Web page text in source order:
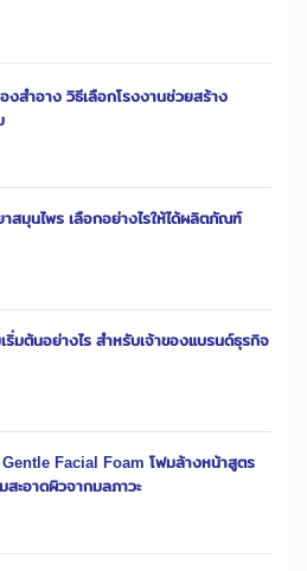
งสำอาง วิธีเลือกโรงงานช่วยสร้าง
สมุนไพร เลือกอย่างไรให้ได้ผลิตภัณฑ์
ริ่มต้นอย่างไร สำหรับเจ้าของแบรนด์ธุรกิจ
Facial Foam โฟมล้างหน้าสูตร
ะอาดผิวจากมลภาวะ